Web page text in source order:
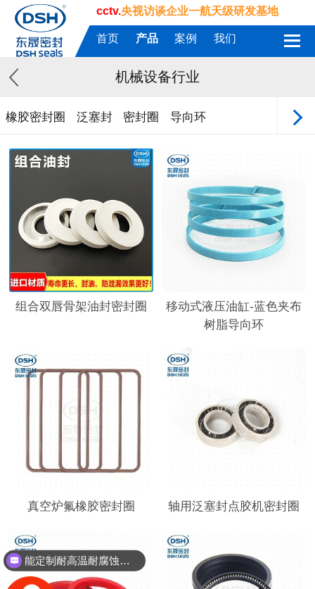
cctv.央视访谈企业一航天级研发基地
首页 产品 案例 我们
机械设备行业
橡胶密封圈 泛塞封 密封圈 导向环
组合双唇骨架油封密封圈
移动式液压油缸-蓝色夹布
树脂导向环
真空炉氟橡胶密封圈 轴用泛塞封点胶机密封圈
能定制耐高温耐腐蚀密封件吗？